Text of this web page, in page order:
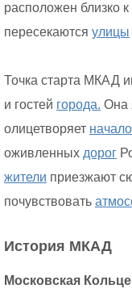
расположен близко
пересекаются улицы
Точка старта МКАД
и гостей города. Она
олицетворяет начало
оживленных дорог
жители приезжают
почувствовать
История МКАД
Московская